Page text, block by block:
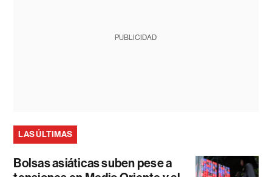
PUBLICIDAD
LAS ÚLTIMAS
Bolsas asiáticas suben pese a